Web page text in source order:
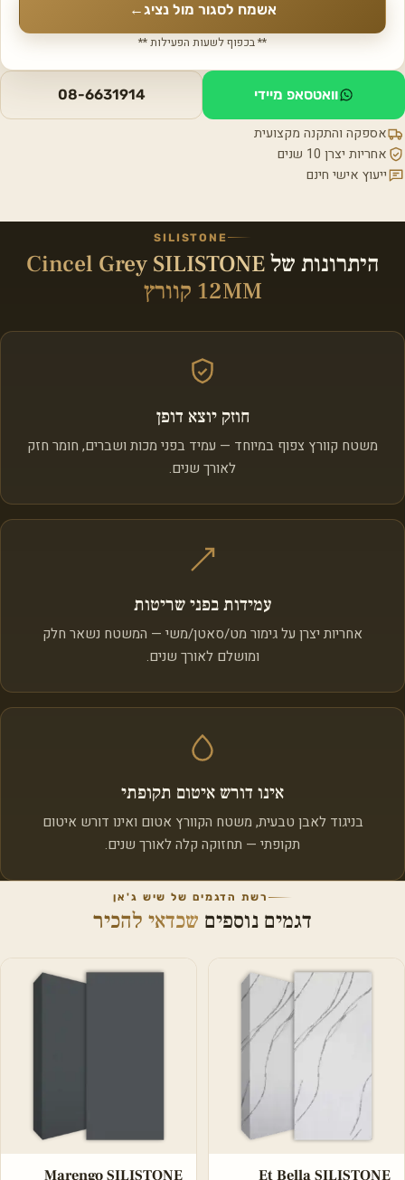
אשמח לסגור מול נציג←
** בכפוף לשעות הפעילות **
וואטסאפ מיידי 08-6631914
אספקה והתקנה מקצועית
אחריות יצרן 10 שנים
ייעוץ אישי חינם
SILISTONE
היתרונות שלCincel Grey SILISTONE
12MM קוורץ
חוזק יוצא דופן
משטח קוורץ צפוף במיוחד — עמיד בפני מכות ושברים, חומר חזק
לאורך שנים.
עמידות בפני שריטות
אחריות יצרן על גימור מט/סאטן/משי — המשטח נשאר חלק
ומושלם לאורך שנים.
אינו דורש איטום תקופתי
בניגוד לאבן טבעית, משטח הקוורץ אטום ואינו דורש איטום
תקופתי — תחזוקה קלה לאורך שנים.
רשת הדגמים של שיש ג'אן
דגמים נוספים שכדאי להכיר
Et Bella SILISTONE
Marengo SILISTONE